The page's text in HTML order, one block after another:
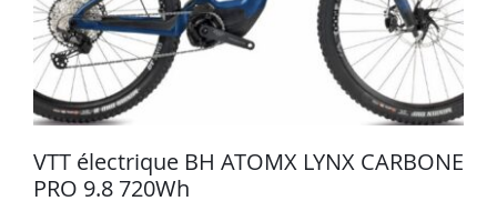
VTT électrique BH ATOMX LYNX CARBONE
PRO 9.8 720Wh